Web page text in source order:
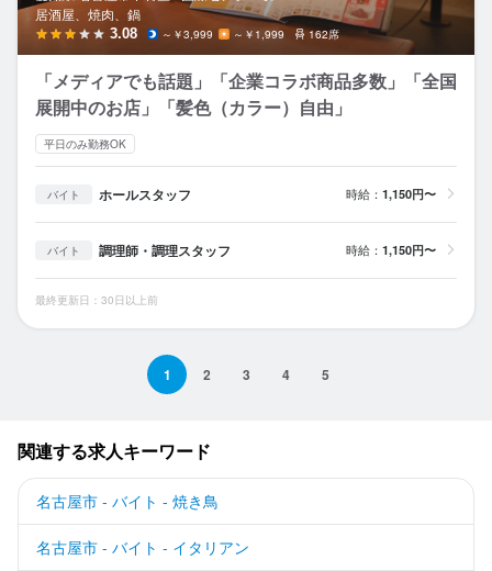
居酒屋、焼肉、鍋
3.08 ～￥3,999 ～￥1,999 162席
「メディアでも話題」「企業コラボ商品多数」「全国
展開中のお店」「髪色（カラー）自由」
平日のみ勤務OK
バイト ホールスタッフ 時給： 1,150円〜
バイト 調理師・調理スタッフ 時給： 1,150円〜
最終更新日：30日以上前
1 2 3 4 5
関連する求人キーワード
名古屋市 - バイト - 焼き鳥
名古屋市 - バイト - イタリアン